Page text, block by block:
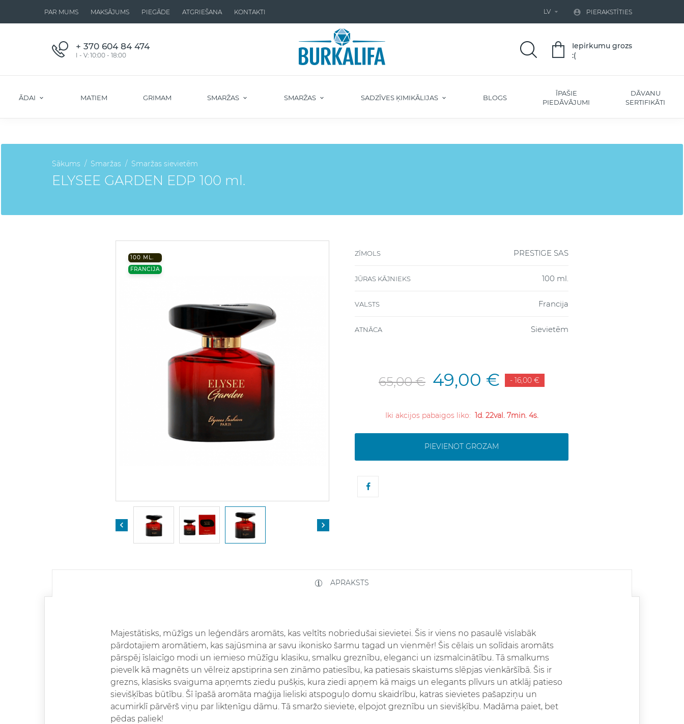
PAR MUMS MAKSĀJUMS PIEGĀDE ATGRIEŠANA KONTAKTI LV   PIERAKSTĪTIES
+ 370 604 84 474
I - V: 10:00 - 18:00
Iepirkumu grozs
:(
ĀDAI MATIEM GRIMAM SMARŽAS SMARŽAS SADZĪVES ĶIMIKĀLIJAS BLOGS
ĪPAŠIE
PIEDĀVĀJUMI
DĀVANU
SERTIFIKĀTI
Sākums Smaržas Smaržas sievietēm
ELYSEE GARDEN EDP 100 ml.
100 ML.
FRANCIJA
 
ZĪMOLS PRESTIGE SAS
JŪRAS KĀJNIEKS 100 ml.
VALSTS Francija
ATNĀCA Sievietēm
65,00 € 49,00 € - 16,00 €
Iki akcijos pabaigos liko: 1d. 22val. 7min. 3s.
PIEVIENOT GROZAM
APRAKSTS
Majestātisks, mūžīgs un leģendārs aromāts, kas veltīts nobriedušai sievietei. Šis ir viens no pasaulē vislabāk
pārdotajiem aromātiem, kas sajūsmina ar savu ikonisko šarmu tagad un vienmēr! Šis cēlais un solīdais aromāts
pārspēj īslaicīgo modi un iemieso mūžīgu klasiku, smalku greznību, eleganci un izsmalcinātību. Tā smalkums
pievelk kā magnēts un vēlreiz apstiprina sen zināmo patiesību, ka patiesais skaistums slēpjas vienkāršībā. Šis ir
grezns, klasisks svaiguma apņemts ziedu pušķis, kura ziedi apņem kā maigs un elegants plīvurs un atklāj patieso
sievišķības būtību. Šī īpašā aromāta maģija lieliski atspoguļo domu skaidrību, katras sievietes pašapziņu un
acumirklī pārvērš viņu par liktenīgu dāmu. Tā smaržo sieviete, elpojot greznību un sievišķību. Madāma paiet, bet
pēdas paliek!